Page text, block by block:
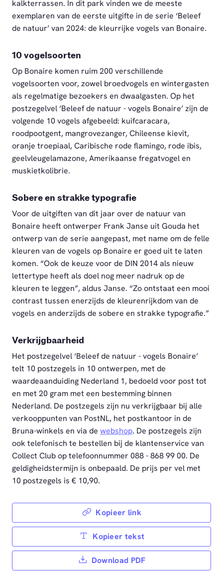
kalkterrassen. In dit park vinden we de meeste
exemplaren van de eerste uitgifte in de serie ‘Beleef
de natuur’ van 2024: de kleurrijke vogels van Bonaire.
10 vogelsoorten
Op Bonaire komen ruim 200 verschillende
vogelsoorten voor, zowel broedvogels en wintergasten
als regelmatige bezoekers en dwaalgasten. Op het
postzegelvel ‘Beleef de natuur - vogels Bonaire’ zijn de
volgende 10 vogels afgebeeld: kuifcaracara,
roodpootgent, mangrovezanger, Chileense kievit,
oranje troepiaal, Caribische rode flamingo, rode ibis,
geelvleugelamazone, Amerikaanse fregatvogel en
muskietkolibrie.
Sobere en strakke typografie
Voor de uitgiften van dit jaar over de natuur van
Bonaire heeft ontwerper Frank Janse uit Gouda het
ontwerp van de serie aangepast, met name om de felle
kleuren van de vogels op Bonaire er goed uit te laten
komen. “Ook de keuze voor de DIN 2014 als nieuw
lettertype heeft als doel nog meer nadruk op de
kleuren te leggen”, aldus Janse. “Zo ontstaat een mooi
contrast tussen enerzijds de kleurenrijkdom van de
vogels en anderzijds de sobere en strakke typografie.”
Verkrijgbaarheid
Het postzegelvel ‘Beleef de natuur - vogels Bonaire’
telt 10 postzegels in 10 ontwerpen, met de
waardeaanduiding Nederland 1, bedoeld voor post tot
en met 20 gram met een bestemming binnen
Nederland. De postzegels zijn nu verkrijgbaar bij alle
verkooppunten van PostNL, het postkantoor in de
Bruna-winkels en via de webshop. De postzegels zijn
ook telefonisch te bestellen bij de klantenservice van
Collect Club op telefoonnummer 088 - 868 99 00. De
geldigheidstermijn is onbepaald. De prijs per vel met
10 postzegels is € 10,90.
Kopieer link
Kopieer tekst
Download PDF